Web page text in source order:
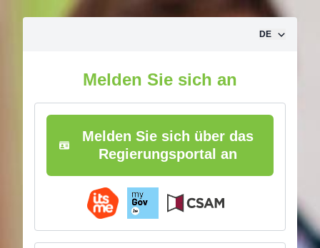
Zum Inhalt springen
DE
Melden Sie sich an
Melden Sie sich über das
Regierungsportal an